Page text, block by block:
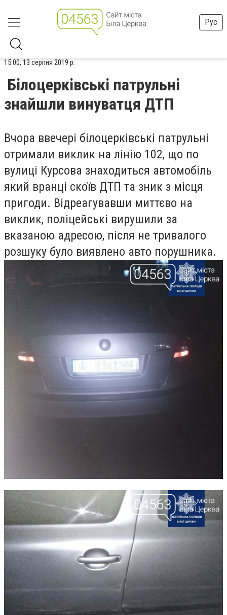
Рус
15:00, 13 серпня 2019 р.
Білоцерківські патрульні
знайшли винуватця ДТП
Вчора ввечері білоцерківські патрульні
отримали виклик на лінію 102, що по
вулиці Курсова знаходиться автомобіль
який вранці скоїв ДТП та зник з місця
пригоди. Відреагувавши миттєво на
виклик, поліцейські вирушили за
вказаною адресою, після не тривалого
розшуку було виявлено авто порушника.